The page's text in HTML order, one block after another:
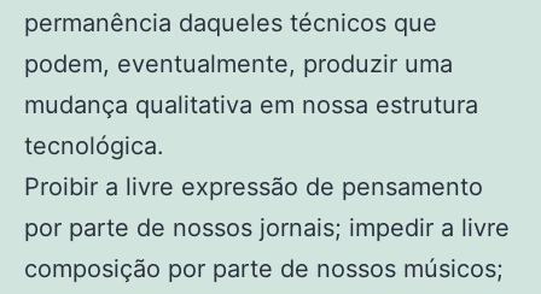
permanência daqueles técnicos que
podem, eventualmente, produzir uma
mudança qualitativa em nossa estrutura
tecnológica.
Proibir a livre expressão de pensamento
por parte de nossos jornais; impedir a livre
composição por parte de nossos músicos;